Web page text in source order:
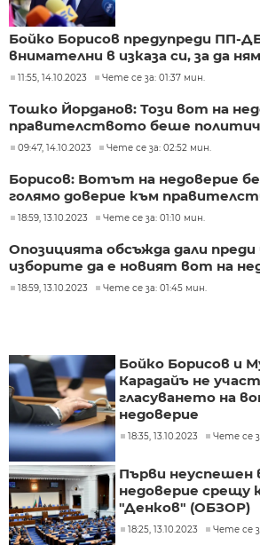
Бойко Борисов предупреди ПП-
внимателни в изказа си, за да
11:55, 14.10.2023 Чете се за: 01:37 мин.
Тошко Йорданов: Този вот на
правителството беше
09:47, 14.10.2023 Чете се за: 02:52 мин.
Борисов: Вотът на недоверие
голямо доверие към
18:59, 13.10.2023 Чете се за: 01:10 мин.
Опозицията обсъжда дали преди
изборите да е новият вот на
18:59, 13.10.2023 Чете се за: 01:45 мин.
Бойко Борисов и
Карадайъ не
гласуването на
недоверие
18:35, 13.10.2023 Чете се
Първи неуспешен
недоверие срещу
"Денков" (ОБЗОР)
18:25, 13.10.2023 Чете се